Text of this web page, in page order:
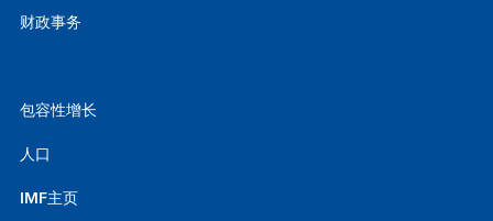
财政事务
包容性增长
人口
IMF主页